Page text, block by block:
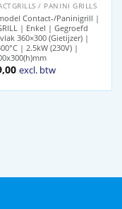
/ PANINI GRILLS
Contact-/Paninigrill |
| Enkel | Gegroefd
360×300 (Gietijzer) |
| 2.5kW (230V) |
Huidige
prijs
is:
excl. btw